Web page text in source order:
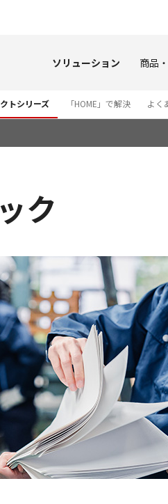
ソリューション 商品
トシリーズ 「HOME」で解決 よく
ク